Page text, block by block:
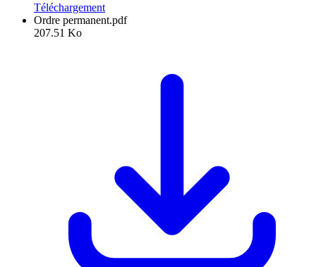
Téléchargement
Ordre permanent.pdf
207.51 Ko